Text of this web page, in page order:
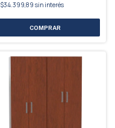
$34.399,89 sin interés